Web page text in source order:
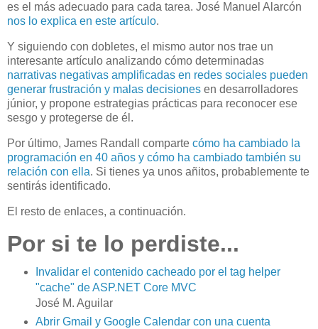
es el más adecuado para cada tarea. José Manuel Alarcón
nos lo explica en este artículo.
Y siguiendo con dobletes, el mismo autor nos trae un
interesante artículo analizando cómo determinadas
narrativas negativas amplificadas en redes sociales pueden
generar frustración y malas decisiones en desarrolladores
júnior, y propone estrategias prácticas para reconocer ese
sesgo y protegerse de él.
Por último, James Randall comparte cómo ha cambiado la
programación en 40 años y cómo ha cambiado también su
relación con ella. Si tienes ya unos añitos, probablemente te
sentirás identificado.
El resto de enlaces, a continuación.
Por si te lo perdiste...
Invalidar el contenido cacheado por el tag helper
"cache" de ASP.NET Core MVC
José M. Aguilar
Abrir Gmail y Google Calendar con una cuenta